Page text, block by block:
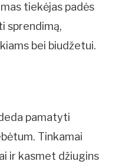
tiekėjas padės
sprendimą,
bei biudžetui.
pamatyti
Tinkamai
ir kasmet džiugins